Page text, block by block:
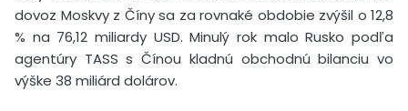
dovoz Moskvy z Číny sa za rovnaké obdobie zvýšil o 12,8
% na 76,12 miliardy USD. Minulý rok malo Rusko podľa
agentúry TASS s Čínou kladnú obchodnú bilanciu vo
výške 38 miliárd dolárov.